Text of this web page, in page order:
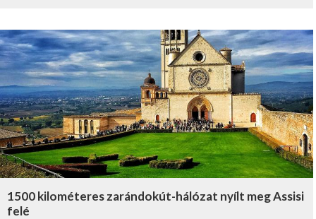
1500 kilométeres zarándokút-hálózat nyílt meg Assisi
felé